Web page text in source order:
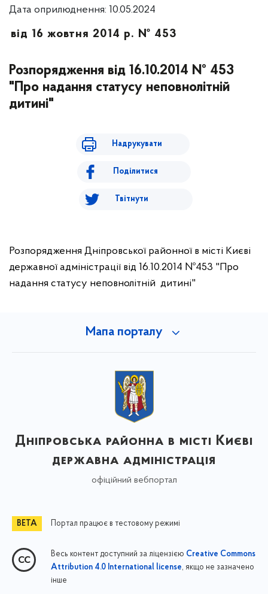
Дата оприлюднення: 10.05.2024
від 16 жовтня 2014 р. № 453
Розпорядження від 16.10.2014 № 453
"Про надання статусу неповнолітній
дитині"
Надрукувати
Поділитися
Твітнути
Розпорядження Дніпровської районної в місті Києві
державної адміністрації від 16.10.2014 №453 "Про
надання статусу неповнолітній дитині"
Мапа порталу
Дніпровська районна в місті Києві
державна адміністрація
офіційний вебпортал
Портал працює в тестовому режимі
Весь контент доступний за ліцензією Creative Commons
Attribution 4.0 International license, якщо не зазначено
інше